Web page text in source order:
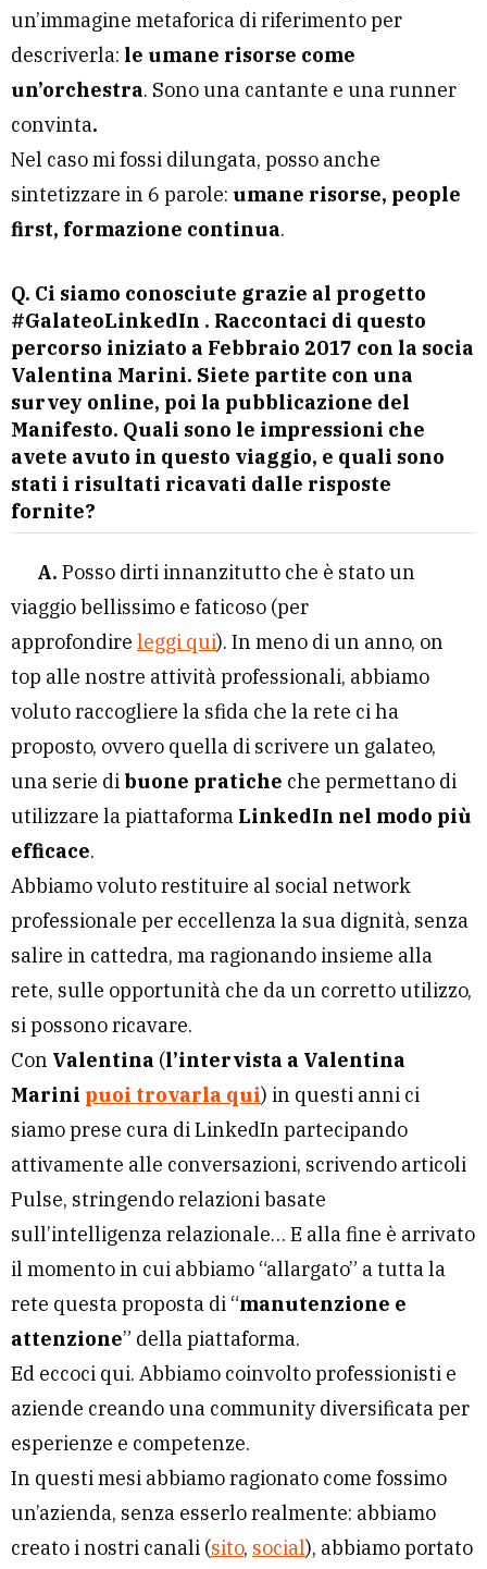
un’immagine metaforica di riferimento per
descriverla: le umane risorse come
un’orchestra. Sono una cantante e una runner
convinta.
Nel caso mi fossi dilungata, posso anche
sintetizzare in 6 parole: umane risorse, people
first, formazione continua.
Q. Ci siamo conosciute grazie al progetto
#GalateoLinkedIn . Raccontaci di questo
percorso iniziato a Febbraio 2017 con la socia
Valentina Marini. Siete partite con una
survey online, poi la pubblicazione del
Manifesto. Quali sono le impressioni che
avete avuto in questo viaggio, e quali sono
stati i risultati ricavati dalle risposte
fornite?
A. Posso dirti innanzitutto che è stato un
viaggio bellissimo e faticoso (per
approfondire leggi qui). In meno di un anno, on
top alle nostre attività professionali, abbiamo
voluto raccogliere la sfida che la rete ci ha
proposto, ovvero quella di scrivere un galateo,
una serie di buone pratiche che permettano di
utilizzare la piattaforma LinkedIn nel modo più
efficace.
Abbiamo voluto restituire al social network
professionale per eccellenza la sua dignità, senza
salire in cattedra, ma ragionando insieme alla
rete, sulle opportunità che da un corretto utilizzo,
si possono ricavare.
Con Valentina (l’intervista a Valentina
Marini puoi trovarla qui) in questi anni ci
siamo prese cura di LinkedIn partecipando
attivamente alle conversazioni, scrivendo articoli
Pulse, stringendo relazioni basate
sull’intelligenza relazionale… E alla fine è arrivato
il momento in cui abbiamo “allargato” a tutta la
rete questa proposta di “manutenzione e
attenzione” della piattaforma.
Ed eccoci qui. Abbiamo coinvolto professionisti e
aziende creando una community diversificata per
esperienze e competenze.
In questi mesi abbiamo ragionato come fossimo
un’azienda, senza esserlo realmente: abbiamo
creato i nostri canali (sito, social), abbiamo portato